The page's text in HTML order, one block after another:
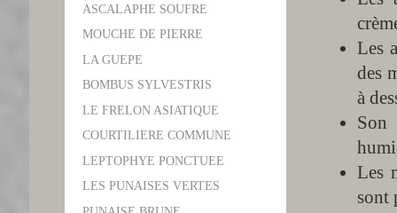
Les
des
à
Son
Les
sont
ASCALAPHE SOUFRE
MOUCHE DE PIERRE
LA GUEPE
BOMBUS SYLVESTRIS
LE FRELON ASIATIQUE
COURTILIERE COMMUNE
LEPTOPHYE PONCTUEE
LES PUNAISES VERTES